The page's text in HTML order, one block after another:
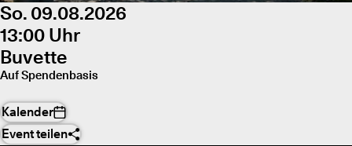
So. 09.08.2026
13:00 Uhr
Buvette
Auf Spendenbasis
Kalender
Event teilen